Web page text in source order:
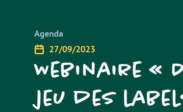
Agenda
27/09/2023
Webinaire «
jeu des